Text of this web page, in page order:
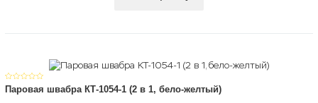
Паровая швабра КТ-1054-1 (2 в 1, бело-желтый)